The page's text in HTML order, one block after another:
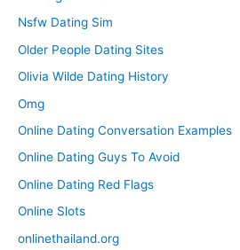
Nsfw Dating Sim
Older People Dating Sites
Olivia Wilde Dating History
Omg
Online Dating Conversation Examples
Online Dating Guys To Avoid
Online Dating Red Flags
Online Slots
onlinethailand.org